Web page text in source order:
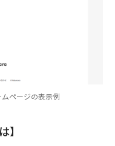
ページの表示例
】